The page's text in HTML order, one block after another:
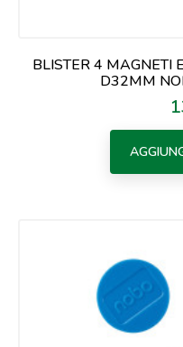
BLISTER 4 MAGNETI
D32MM